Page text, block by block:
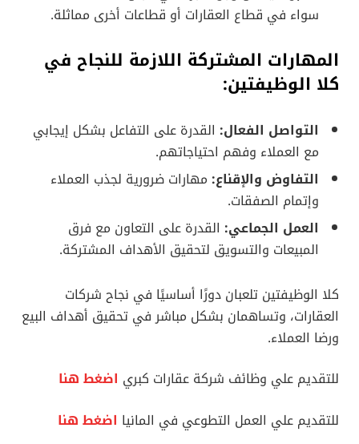
سواء في قطاع العقارات أو قطاعات أخرى مماثلة.
المهارات المشتركة اللازمة للنجاح في
كلا الوظيفتين:
التواصل الفعال: القدرة على التفاعل بشكل إيجابي
مع العملاء وفهم احتياجاتهم.
التفاوض والإقناع: مهارات ضرورية لجذب العملاء
وإتمام الصفقات.
العمل الجماعي: القدرة على التعاون مع فرق
المبيعات والتسويق لتحقيق الأهداف المشتركة.
كلا الوظيفتين تلعبان دورًا أساسيًا في نجاح شركات
العقارات، وتساهمان بشكل مباشر في تحقيق أهداف البيع
ورضا العملاء.
للتقديم علي وظائف شركة عقارات كبري اضغط هنا
للتقديم علي العمل التطوعي في المانيا اضغط هنا